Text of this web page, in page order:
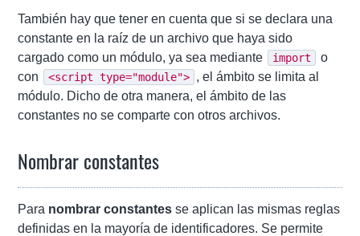
También hay que tener en cuenta que si se declara una
constante en la raíz de un archivo que haya sido
cargado como un módulo, ya sea mediante
import
o
con
<script type="module"> , el ámbito se limita al
módulo. Dicho de otra manera, el ámbito de las
constantes no se comparte con otros archivos.
Nombrar constantes
Para nombrar constantes se aplican las mismas reglas
definidas en la mayoría de identificadores. Se permite